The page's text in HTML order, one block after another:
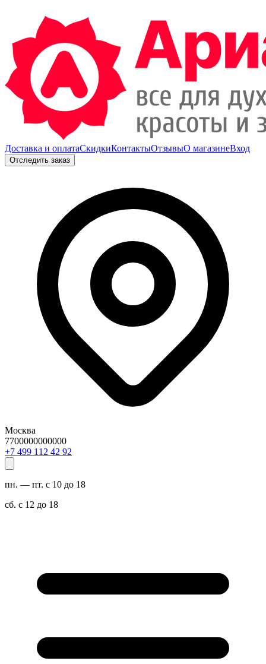
Доставка и оплатаСкидкиКонтактыОтзывыО магазинеВход
Отследить заказ
Москва
7700000000000
29 24 211 994 7+
пн. — пт. с 10 до 18
сб. с 12 до 18